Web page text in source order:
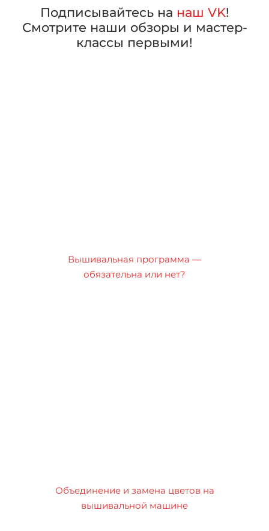
Подписывайтесь на наш VK!
Смотрите наши обзоры и мастер-
классы первыми!
Вышивальная программа —
обязательна или нет?
Объединение и замена цветов на
вышивальной машине